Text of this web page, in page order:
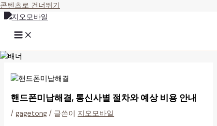
콘텐츠로 건너뛰기
핸드폰미납해결, 통신사별 절차와 예상 비용 안내
/gagetong / 글쓴이 지오모바일